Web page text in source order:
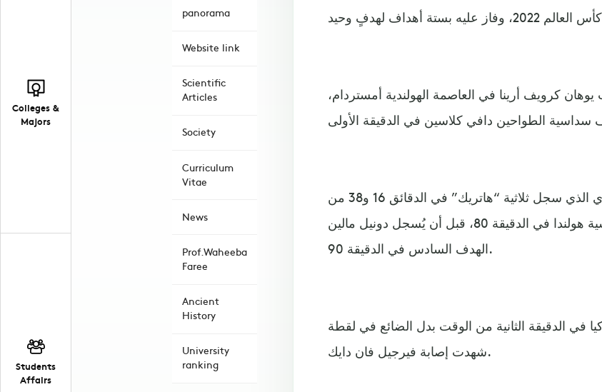
Colleges &
Majors
Students
Affairs
panorama
Website link
Scientific
Articles
Society
Curriculum
Vitae
News
Prof.Waheeba
Faree
Ancient
History
University
ranking
كرويف أرينا في العاصمة الهولندية أمستردام،
ومن بعد ذلك حان وقت تألق ممفيس ديباي الذي سجل ثلاثية “هاتريك” في الدقائق 16 و38 من
ركلة جزاء، و54، وأكمل جوس تيل خُماسية هولندا في الدقيقة 80، قبل أن يُسجل دونيل مالين
الهدف السادس في الدقيقة 90.
في الدقيقة الثانية من الوقت بدل الضائع في لقطة
شهدت إصابة فيرجيل فان دايك.